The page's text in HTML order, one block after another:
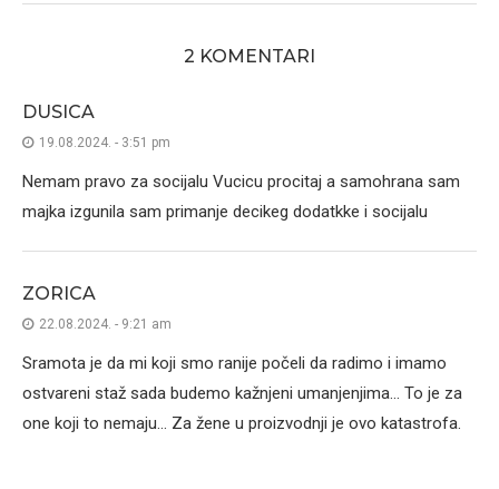
2 KOMENTARI
DUSICA
19.08.2024. - 3:51 pm
Nemam pravo za socijalu Vucicu procitaj a samohrana sam
majka izgunila sam primanje decikeg dodatkke i socijalu
ZORICA
22.08.2024. - 9:21 am
Sramota je da mi koji smo ranije počeli da radimo i imamo
ostvareni staž sada budemo kažnjeni umanjenjima… To je za
one koji to nemaju… Za žene u proizvodnji je ovo katastrofa.